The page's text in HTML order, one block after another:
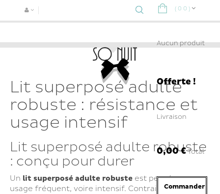
( 0 0 )
Aucun produit
Offerte !
Livraison
0,00 €Total
Commander
Lit superposé adulte
robuste : résistance et
usage intensif
Lit superposé adulte robuste
: conçu pour durer
Un lit superposé adulte robuste est pensé pour un
usage fréquent, voire intensif. Contrairement aux